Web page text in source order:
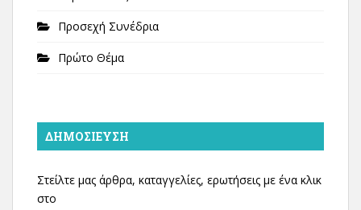
Προσεχή Συνέδρια
Πρώτο Θέμα
ΔΗΜΟΣΊΕΥΣΗ
Στείλτε μας άρθρα, καταγγελίες, ερωτήσεις με ένα κλικ
στο